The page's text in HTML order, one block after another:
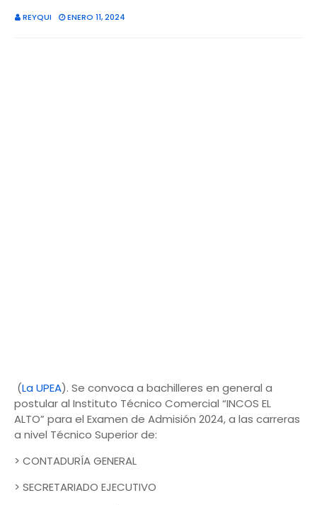
REYQUI ENERO 11, 2024
(La UPEA). Se convoca a bachilleres en general a
postular al Instituto Técnico Comercial “INCOS EL
ALTO” para el Examen de Admisión 2024, a las carreras
a nivel Técnico Superior de:
> CONTADURÍA GENERAL
> SECRETARIADO EJECUTIVO